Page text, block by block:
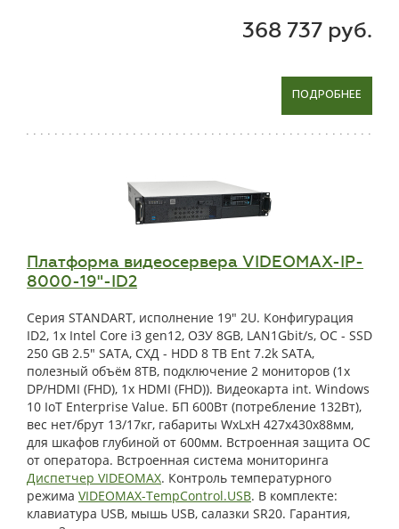
368 737 руб.
ПОДРОБНЕЕ
Платформа видеосервера VIDEOMAX-IP-
8000-19"-ID2
Серия STANDART, исполнение 19" 2U. Конфигурация
ID2, 1x Intel Core i3 gen12, ОЗУ 8GB, LAN1Gbit/s, OС - SSD
250 GB 2.5" SATA, СХД - HDD 8 TB Ent 7.2k SATA,
полезный объём 8TB, подключение 2 мониторов (1x
DP/HDMI (FHD), 1x HDMI (FHD)). Видеокарта int. Windows
10 IoT Enterprise Value. БП 600Вт (потребление 132Вт),
вес нет/брут 13/17кг, габариты WxLxH 427x430x88мм,
для шкафов глубиной от 600мм. Встроенная защита ОС
от оператора. Встроенная система мониторинга
Диспетчер VIDEOMAX. Контроль температурного
режима VIDEOMAX-TempControl.USB. В комплекте:
клавиатура USB, мышь USB, салазки SR20. Гарантия,